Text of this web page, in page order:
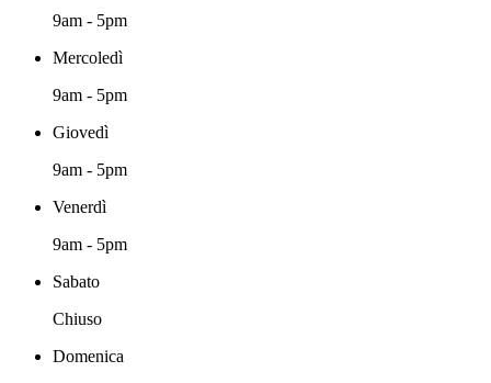
9am - 5pm
Mercoledì
9am - 5pm
Giovedì
9am - 5pm
Venerdì
9am - 5pm
Sabato
Chiuso
Domenica